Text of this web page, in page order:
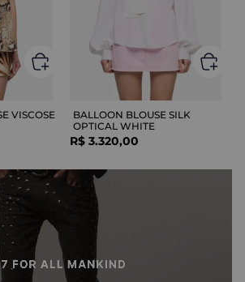
VISCOSE
BALLOON BLOUSE SILK
OPTICAL WHITE
R$ 3.320,00